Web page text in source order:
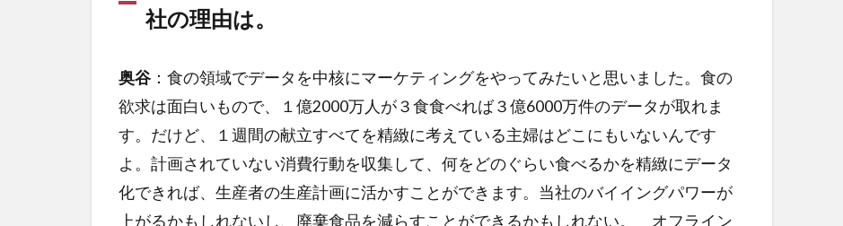
社の理由は。
奥谷：食の領域でデータを中核にマーケティングをやってみたいと思いました。食の
欲求は面白いもので、１億2000万人が３食食べれば３億6000万件のデータが取れま
す。だけど、１週間の献立すべてを精緻に考えている主婦はどこにもいないんです
よ。計画されていない消費行動を収集して、何をどのぐらい食べるかを精緻にデータ
化できれば、生産者の生産計画に活かすことができます。当社のバイイングパワーが
上がるかもしれないし、廃棄食品を減らすことができるかもしれない。 オフライン